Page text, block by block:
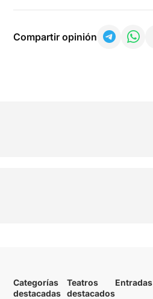
Compartir opinión
Categorías
destacadas
Teatros
destacados
Entradas